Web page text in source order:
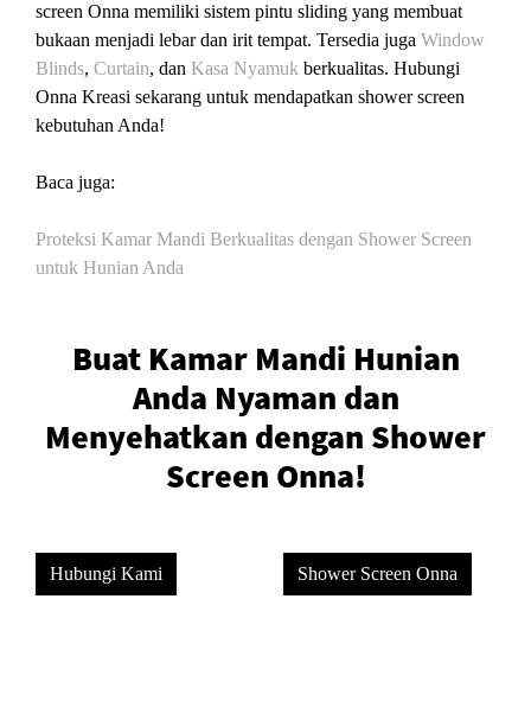
screen Onna memiliki sistem pintu sliding yang membuat
bukaan menjadi lebar dan irit tempat. Tersedia juga Window
Blinds, Curtain, dan Kasa Nyamuk berkualitas. Hubungi
Onna Kreasi sekarang untuk mendapatkan shower screen
kebutuhan Anda!
Baca juga:
Proteksi Kamar Mandi Berkualitas dengan Shower Screen
untuk Hunian Anda
Buat Kamar Mandi Hunian
Anda Nyaman dan
Menyehatkan dengan Shower
Screen Onna!
Hubungi Kami Shower Screen Onna